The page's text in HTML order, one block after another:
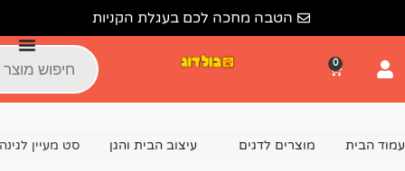
הטבה מחכה לכם בעגלת הקניות
לדגים עיצוב הבית והגן סט מעיין לגינה